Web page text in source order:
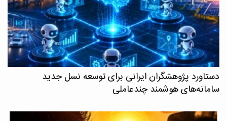
دستاورد پژوهشگران ایرانی برای توسعه نسل جدید
سامانه‌های هوشمند چندعاملی